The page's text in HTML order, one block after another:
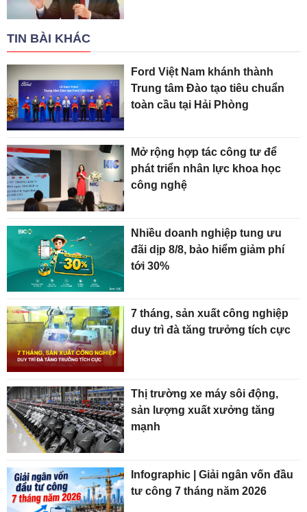
TIN BÀI KHÁC
Ford Việt Nam khánh thành
Trung tâm Đào tạo tiêu chuẩn
toàn cầu tại Hải Phòng
Mở rộng hợp tác công tư để
phát triển nhân lực khoa học
công nghệ
Nhiều doanh nghiệp tung ưu
đãi dịp 8/8, bảo hiểm giảm phí
tới 30%
7 tháng, sản xuất công nghiệp
duy trì đà tăng trưởng tích cực
Thị trường xe máy sôi động,
sản lượng xuất xưởng tăng
mạnh
Infographic | Giải ngân vốn đầu
tư công 7 tháng năm 2026